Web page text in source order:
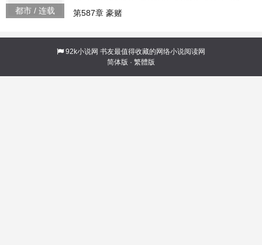
都市 / 连载
民国谍战我能听到心声196488
第587章 豪赌
92k小说网 书友最值得收藏的网络小说阅读网
简体版 · 繁體版